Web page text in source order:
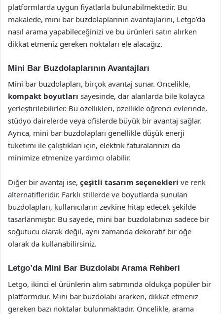
platformlarda uygun fiyatlarla bulunabilmektedir. Bu
makalede, mini bar buzdolaplarının avantajlarını, Letgo’da
nasıl arama yapabileceğinizi ve bu ürünleri satın alırken
dikkat etmeniz gereken noktaları ele alacağız.
Mini Bar Buzdolaplarının Avantajları
Mini bar buzdolapları, birçok avantaj sunar. Öncelikle,
kompakt boyutları sayesinde, dar alanlarda bile kolayca
yerleştirilebilirler. Bu özellikleri, özellikle öğrenci evlerinde,
stüdyo dairelerde veya ofislerde büyük bir avantaj sağlar.
Ayrıca, mini bar buzdolapları genellikle düşük enerji
tüketimi ile çalıştıkları için, elektrik faturalarınızı da
minimize etmenize yardımcı olabilir.
Diğer bir avantaj ise, çeşitli tasarım seçenekleri ve renk
alternatifleridir. Farklı stillerde ve boyutlarda sunulan
buzdolapları, kullanıcıların zevkine hitap edecek şekilde
tasarlanmıştır. Bu sayede, mini bar buzdolabınızı sadece bir
soğutucu olarak değil, aynı zamanda dekoratif bir öğe
olarak da kullanabilirsiniz.
Letgo’da Mini Bar Buzdolabı Arama Rehberi
Letgo, ikinci el ürünlerin alım satımında oldukça popüler bir
platformdur. Mini bar buzdolabı ararken, dikkat etmeniz
gereken bazı noktalar bulunmaktadır. Öncelikle, arama